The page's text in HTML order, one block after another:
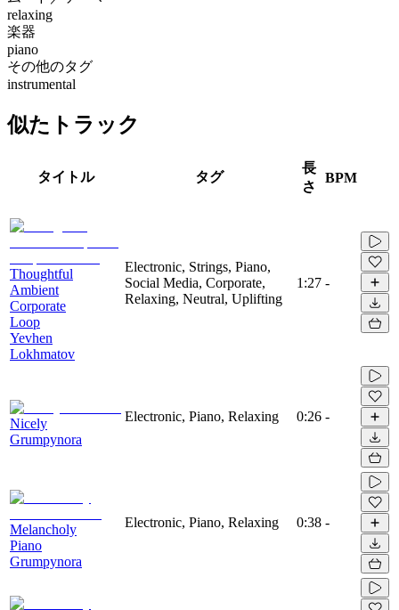
relaxing
楽器
piano
その他のタグ
instrumental
似たトラック
タイトル タグ
長
さ
BPM
Thoughtful
Ambient
Corporate
Loop
Yevhen
Lokhmatov
Electronic, Strings, Piano,
Social Media, Corporate,
Relaxing, Neutral, Uplifting
1:27 -
Nicely
Grumpynora
Electronic, Piano, Relaxing 0:26 -
Melancholy
Piano
Grumpynora
Electronic, Piano, Relaxing 0:38 -